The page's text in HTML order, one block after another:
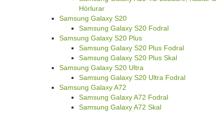
Hörlurar
Samsung Galaxy S20
Samsung Galaxy S20 Fodral
Samsung Galaxy S20 Plus
Samsung Galaxy S20 Plus Fodral
Samsung Galaxy S20 Plus Skal
Samsung Galaxy S20 Ultra
Samsung Galaxy S20 Ultra Fodral
Samsung Galaxy A72
Samsung Galaxy A72 Fodral
Samsung Galaxy A72 Skal